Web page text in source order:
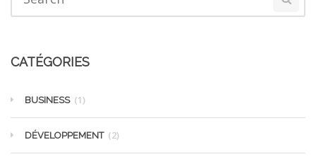
CATÉGORIES
BUSINESS (1)
DÉVELOPPEMENT (2)